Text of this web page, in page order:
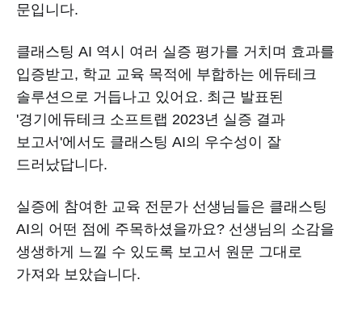
문입니다.
클래스팅 AI 역시 여러 실증 평가를 거치며 효과를
입증받고, 학교 교육 목적에 부합하는 에듀테크
솔루션으로 거듭나고 있어요. 최근 발표된
'경기에듀테크 소프트랩 2023년 실증 결과
보고서'에서도 클래스팅 AI의 우수성이 잘
드러났답니다.
실증에 참여한 교육 전문가 선생님들은 클래스팅
AI의 어떤 점에 주목하셨을까요? 선생님의 소감을
생생하게 느낄 수 있도록 보고서 원문 그대로
가져와 보았습니다.